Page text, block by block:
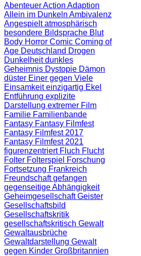
AbenteuerAction Adaption
Allein im Dunkeln Ambivalenz
Angespieltatmosphärisch
besondere Bildsprache Blut
Body Horror Comic Coming of
Age Deutschland Drogen
Dunkelheitdunkles
Geheimnis Dystopie Dämon
düster Einer gegen Viele
Einsamkeiteinzigartig Ekel
Entführung explizite
Darstellung extremer Film
Familie Familienbande
Fantasy Fantasy Filmfest
Fantasy Filmfest 2017
Fantasy Filmfest 2021
figurenzentriert Fluch Flucht
Folter Folterspiel Forschung
Fortsetzung Frankreich
Freundschaftgefangen
gegenseitige Abhängigkeit
GeheimgesellschaftGeister
Gesellschaftsbild
Gesellschaftskritik
gesellschaftskritisch Gewalt
Gewaltausbrüche
Gewaltdarstellung Gewalt
gegen Kinder Großbritannien